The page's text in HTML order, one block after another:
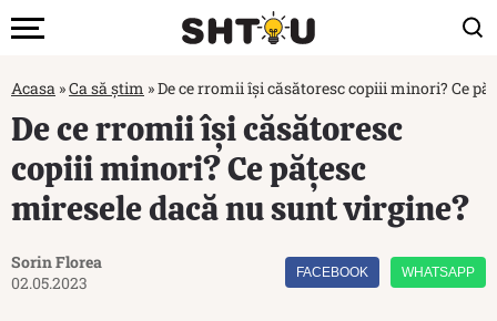
Acasa »Ca să știm »De ce rromii își căsătoresc copiii minori? Ce
De ce rromii își căsătoresc
copiii minori? Ce păţesc
miresele dacă nu sunt virgine?
Sorin Florea
02.05.2023
FACEBOOK WHATSAPP